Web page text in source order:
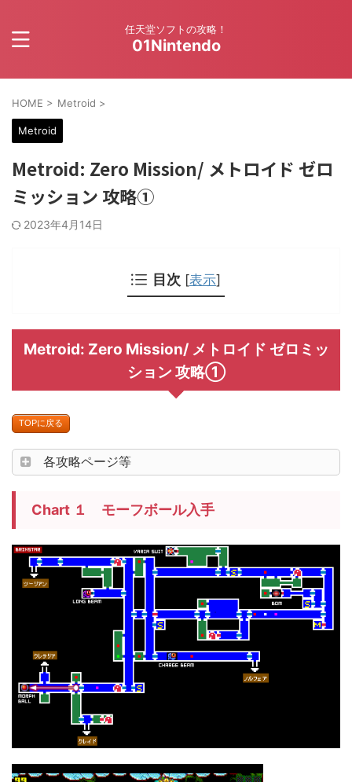
任天堂ソフトの攻略！
01Nintendo
HOME > Metroid >
Metroid
Metroid: Zero Mission/ メトロイド ゼロ
ミッション 攻略①
2023年4月14日
目次 [表示]
Metroid: Zero Mission/ メトロイド ゼロミッ
ション 攻略①
TOPに戻る
各攻略ページ等
Chart １ モーフボール入手